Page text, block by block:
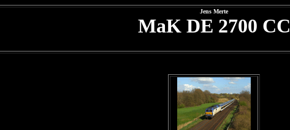
Jens Merte
MaK DE 2700 CC